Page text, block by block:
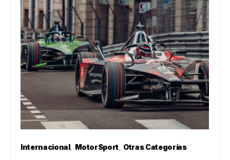
Internacional MotorSport Otras Categorías